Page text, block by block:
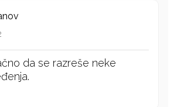
da se razreše neke